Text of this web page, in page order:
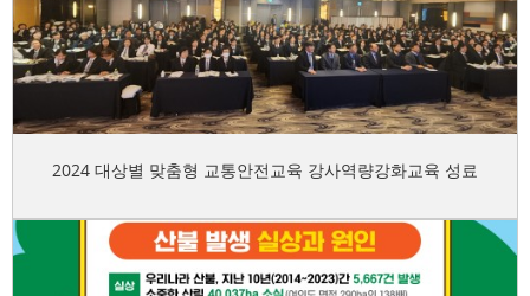
2024 대상별 맞춤형 교통안전교육 강사역량강화교육 성료